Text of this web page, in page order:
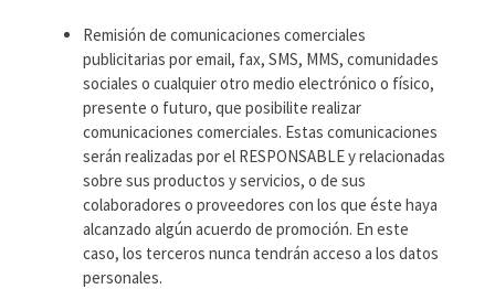
Remisión de comunicaciones comerciales
publicitarias por email, fax, SMS, MMS, comunidades
sociales o cualquier otro medio electrónico o físico,
presente o futuro, que posibilite realizar
comunicaciones comerciales. Estas comunicaciones
serán realizadas por el RESPONSABLE y relacionadas
sobre sus productos y servicios, o de sus
colaboradores o proveedores con los que éste haya
alcanzado algún acuerdo de promoción. En este
caso, los terceros nunca tendrán acceso a los datos
personales.